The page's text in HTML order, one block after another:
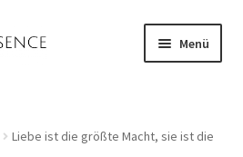
Menü
Liebe ist die größte Macht, sie ist die